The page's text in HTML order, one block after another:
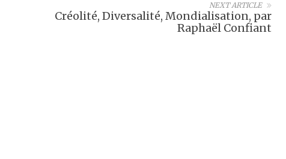
NEXT ARTICLE
Créolité, Diversalité, Mondialisation, par
Raphaël Confiant